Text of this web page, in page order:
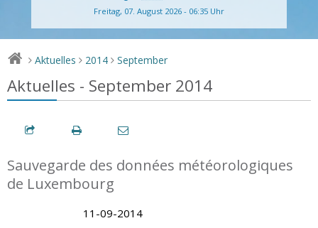
Freitag, 07. August 2026 - 06:35 Uhr
> Aktuelles > 2014 > September
Aktuelles - September 2014
Sauvegarde des données météorologiques
de Luxembourg
11-09-2014